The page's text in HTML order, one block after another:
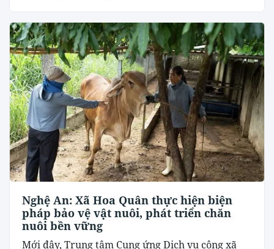
Nghệ An: Xã Hoa Quân thực hiện biện
pháp bảo vệ vật nuôi, phát triển chăn
nuôi bền vững
Mới đây, Trung tâm Cung ứng Dịch vụ công xã